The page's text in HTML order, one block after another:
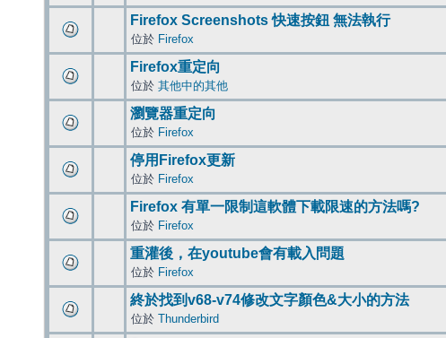
Firefox Screenshots 快速按鈕 無法執行
位於 Firefox
Firefox重定向
位於 其他中的其他
瀏覽器重定向
位於 Firefox
停用Firefox更新
位於 Firefox
Firefox 有單一限制這軟體下載限速的方法嗎?
位於 Firefox
重灌後，在youtube會有載入問題
位於 Firefox
終於找到v68-v74修改文字顏色&大小的方法
位於 Thunderbird